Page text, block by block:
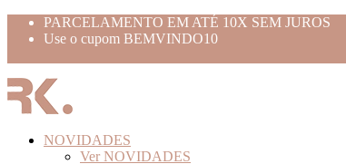
PARCELAMENTO EM ATÉ 10X SEM JUROS
Use o cupom BEMVINDO10
NOVIDADES
Ver NOVIDADES